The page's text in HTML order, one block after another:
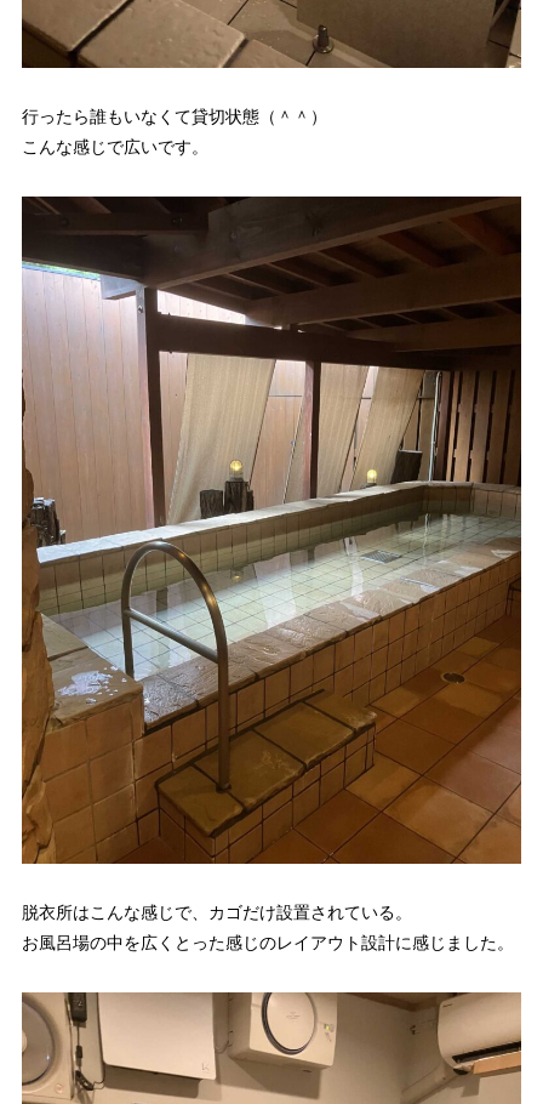
行ったら誰もいなくて貸切状態（＾＾）
こんな感じで広いです。
脱衣所はこんな感じで、カゴだけ設置されている。
お風呂場の中を広くとった感じのレイアウト設計に感じました。